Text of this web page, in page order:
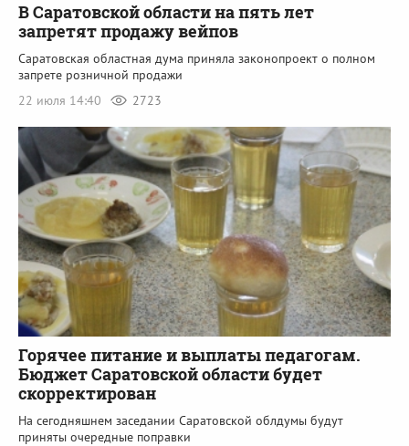
В Саратовской области на пять лет
запретят продажу вейпов
Саратовская областная дума приняла законопроект о полном
запрете розничной продажи
22 июля 14:40
2723
Горячее питание и выплаты педагогам.
Бюджет Саратовской области будет
скорректирован
На сегодняшнем заседании Саратовской облдумы будут
приняты очередные поправки